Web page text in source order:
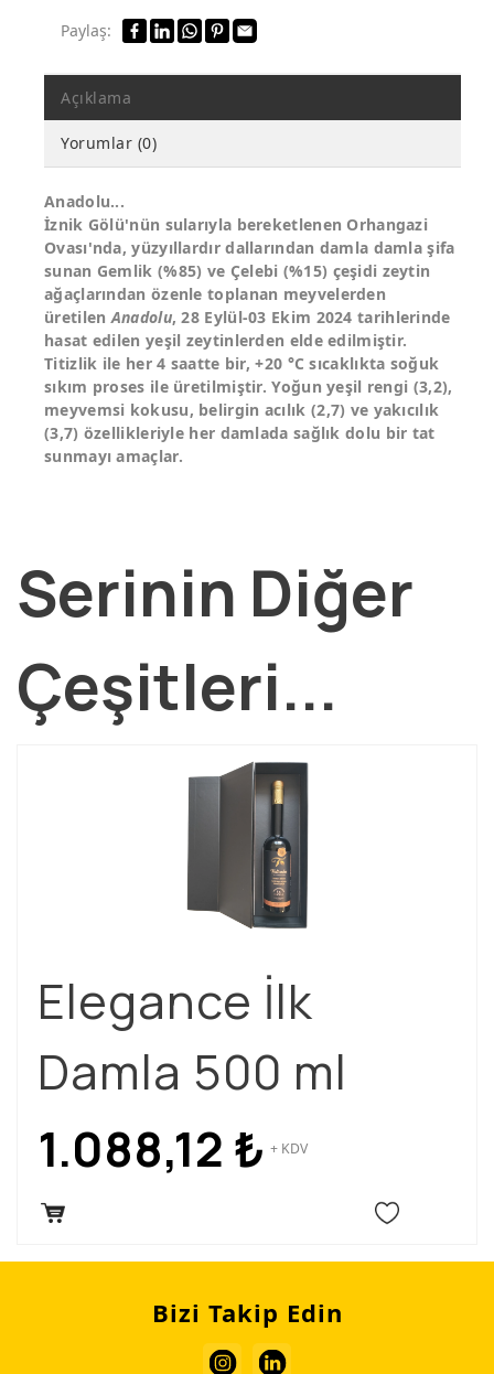
Paylaş:
Açıklama
Yorumlar (0)
Anadolu...
İznik Gölü'nün sularıyla bereketlenen Orhangazi
Ovası'nda, yüzyıllardır dallarından damla damla şifa
sunan Gemlik (%85) ve Çelebi (%15) çeşidi zeytin
ağaçlarından özenle toplanan meyvelerden
üretilenAnadolu, 28 Eylül-03 Ekim 2024 tarihlerinde
hasat edilen yeşil zeytinlerden elde edilmiştir.
Titizlik ile her 4 saatte bir, +20 °C sıcaklıkta soğuk
sıkım proses ile üretilmiştir. Yoğun yeşil rengi (3,2),
meyvemsi kokusu, belirgin acılık (2,7) ve yakıcılık
(3,7) özellikleriyle her damlada sağlık dolu bir tat
sunmayı amaçlar.
Serinin Diğer
Çeşitleri...
Elegance İlk
Damla 500 ml
1.088,12 ₺ + KDV
Bizi Takip Edin